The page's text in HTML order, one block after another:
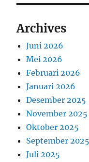
Archives
Juni 2026
Mei 2026
Februari 2026
Januari 2026
Desember 2025
November 2025
Oktober 2025
September 2025
Juli 2025